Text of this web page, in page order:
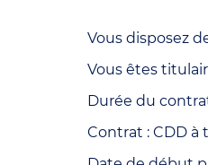
Vous disposez
Vous êtes
Durée du
Contrat : CDD à